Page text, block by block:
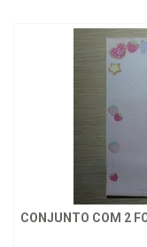
CONJUNTO COM 2